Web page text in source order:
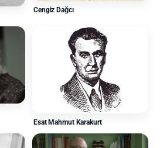
Cengiz Dağcı
Esat Mahmut Karakurt